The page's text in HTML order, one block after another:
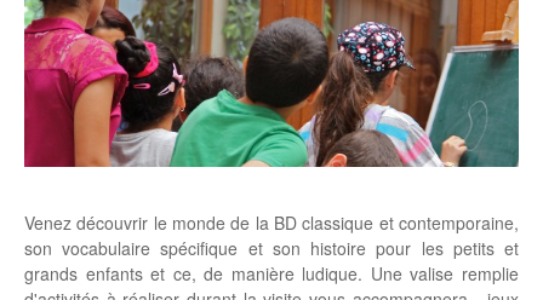
Venez découvrir le monde de la BD classique et contemporaine,
son vocabulaire spécifique et son histoire pour les petits et
grands enfants et ce, de manière ludique. Une valise remplie